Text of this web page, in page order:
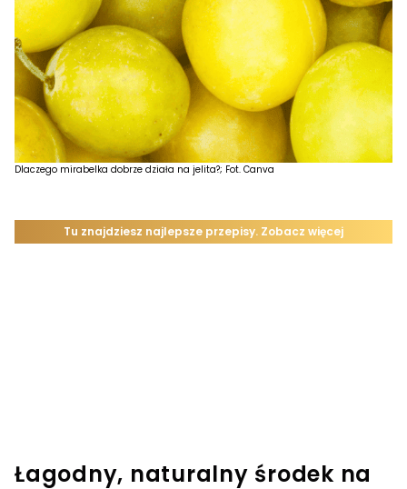
Dlaczego mirabelka dobrze działa na jelita?; Fot. Canva
Łagodny, naturalny środek na